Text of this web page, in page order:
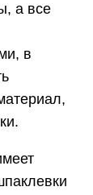
а все
в